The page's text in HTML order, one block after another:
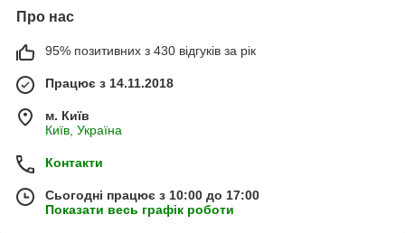
Про нас
95% позитивних з 430 відгуків за рік
Працює з 14.11.2018
м. Київ
Київ, Україна
Контакти
Сьогодні працює з 10:00 до 17:00
Показати весь графік роботи